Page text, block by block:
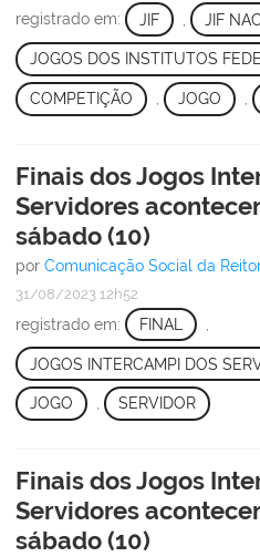
registrado em: JIF JIF
JOGOS DOS INSTITUTOS
COMPETIÇÃO JOGO
Finais dos Jogos
Servidores
sábado (10)
por Comunicação Social da
31/08/2023 12h52
registrado em: FINAL
JOGOS INTERCAMPI DOS
JOGO , SERVIDOR
Finais dos Jogos
Servidores
sábado (10)